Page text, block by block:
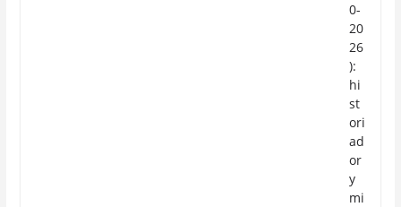
0-
20
26
):
hi
st
ori
ad
or
y
mi